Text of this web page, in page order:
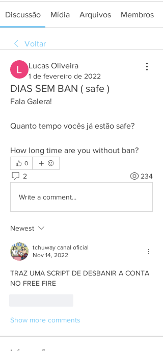
Discussão Mídia Arquivos Membros
Voltar
Lucas Oliveira
1 de fevereiro de 2022
DIAS SEM BAN ( safe )
Fala Galera!
Quanto tempo vocês já estão safe?
How long time are you without ban?
0
2 234
Write a comment...
Newest
tchuway canal oficial
Nov 14, 2022
TRAZ UMA SCRIPT DE DESBANIR A CONTA
NO FREE FIRE
Show more comments